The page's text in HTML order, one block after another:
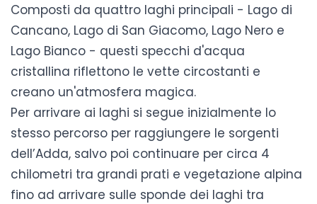
Composti da quattro laghi principali - Lago di
Cancano, Lago di San Giacomo, Lago Nero e
Lago Bianco - questi specchi d'acqua
cristallina riflettono le vette circostanti e
creano un'atmosfera magica.
Per arrivare ai laghi si segue inizialmente lo
stesso percorso per raggiungere le sorgenti
dell’Adda, salvo poi continuare per circa 4
chilometri tra grandi prati e vegetazione alpina
fino ad arrivare sulle sponde dei laghi tra